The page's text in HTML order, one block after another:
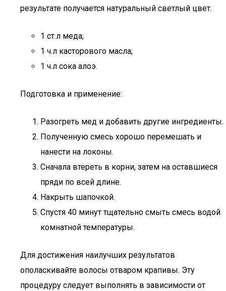
результате получается натуральный светлый цвет.
1 ст.л меда;
1 ч.л касторового масла;
1 ч.л сока алоэ.
Подготовка и применение:
Разогреть мед и добавить другие ингредиенты.
Полученную смесь хорошо перемешать и
нанести на локоны.
Сначала втереть в корни, затем на оставшиеся
пряди по всей длине.
Накрыть шапочкой.
Спустя 40 минут тщательно смыть смесь водой
комнатной температуры.
Для достижения наилучших результатов
ополаскивайте волосы отваром крапивы. Эту
процедуру следует выполнять в зависимости от